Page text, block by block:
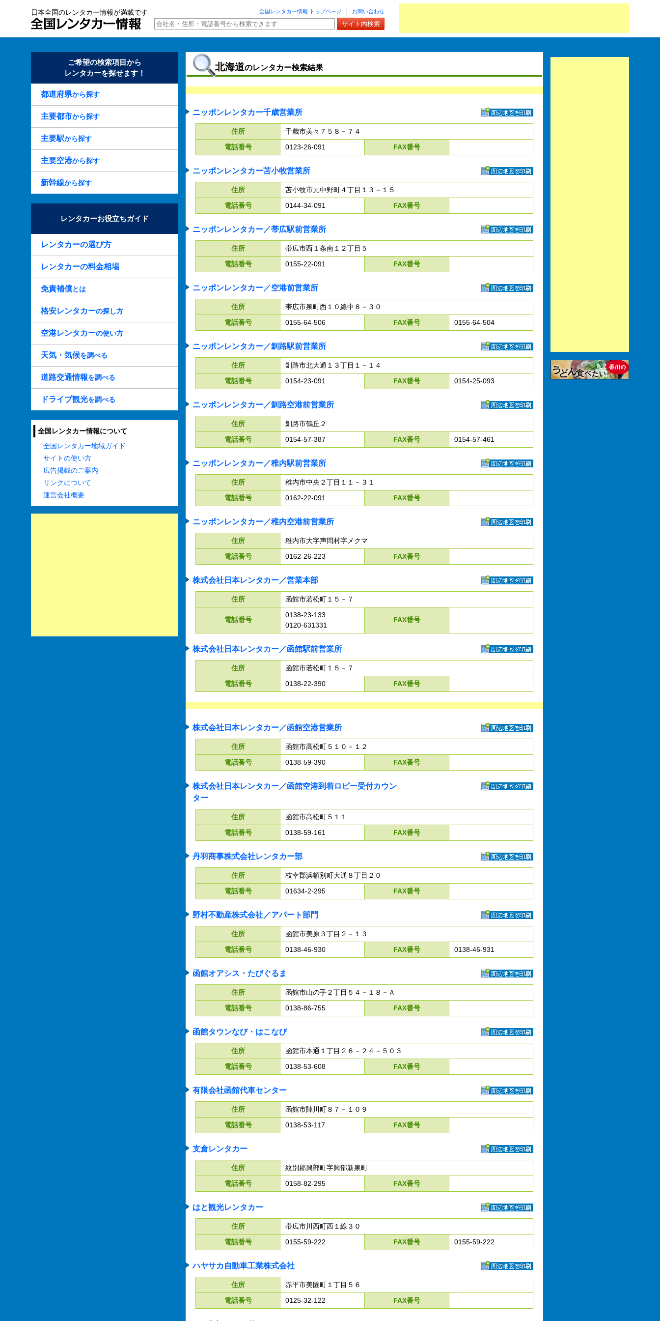
日本全国のレンタカー情報が満載です 全国レンタカー情報 トップページ お問い合わせ
ご希望の検索項目から
レンタカーを探せます！
都道府県から探す
主要都市から探す
主要駅から探す
主要空港から探す
新幹線から探す
レンタカーお役立ちガイド
レンタカーの選び方
レンタカーの料金相場
免責補償とは
格安レンタカーの探し方
空港レンタカーの使い方
天気・気候を調べる
道路交通情報を調べる
ドライブ観光を調べる
全国レンタカー情報について
全国レンタカー地域ガイド
サイトの使い方
広告掲載のご案内
リンクについて
運営会社概要
北海道のレンタカー検索結果
ニッポンレンタカー千歳営業所
住所
千歳市美々７５８－７４
電話番号
0123-26-091 FAX番号
ニッポンレンタカー苫小牧営業所
住所
苫小牧市元中野町４丁目１３－１５
電話番号
0144-34-091 FAX番号
ニッポンレンタカー／帯広駅前営業所
住所
帯広市西１条南１２丁目５
電話番号
0155-22-091 FAX番号
ニッポンレンタカー／空港前営業所
住所
帯広市泉町西１０線中８－３０
電話番号
0155-64-506 FAX番号 0155-64-504
ニッポンレンタカー／釧路駅前営業所
住所
釧路市北大通１３丁目１－１４
電話番号
0154-23-091 FAX番号 0154-25-093
ニッポンレンタカー／釧路空港前営業所
住所
釧路市鶴丘２
電話番号
0154-57-387 FAX番号 0154-57-461
ニッポンレンタカー／稚内駅前営業所
住所
稚内市中央２丁目１１－３１
電話番号
0162-22-091 FAX番号
ニッポンレンタカー／稚内空港前営業所
住所
稚内市大字声問村字メクマ
電話番号
0162-26-223 FAX番号
株式会社日本レンタカー／営業本部
住所 函館市若松町１５－７
電話番号
0138-23-133
0120-631331
FAX番号
株式会社日本レンタカー／函館駅前営業所
住所
函館市若松町１５－７
電話番号
0138-22-390 FAX番号
株式会社日本レンタカー／函館空港営業所
住所
函館市高松町５１０－１２
電話番号
0138-59-390 FAX番号
株式会社日本レンタカー／函館空港到着ロビー受付カウン
ター
住所
函館市高松町５１１
電話番号
0138-59-161 FAX番号
丹羽商事株式会社レンタカー部
住所
枝幸郡浜頓別町大通８丁目２０
電話番号
01634-2-295 FAX番号
野村不動産株式会社／アパート部門
住所
函館市美原３丁目２－１３
電話番号
0138-46-930 FAX番号 0138-46-931
函館オアシス・たびぐるま
住所
函館市山の手２丁目５４－１８－Ａ
電話番号
0138-86-755 FAX番号
函館タウンなび・はこなび
住所
函館市本通１丁目２６－２４－５０３
電話番号
0138-53-608 FAX番号
有限会社函館代車センター
住所
函館市陣川町８７－１０９
電話番号
0138-53-117 FAX番号
支倉レンタカー
住所
紋別郡興部町字興部新泉町
電話番号
0158-82-295 FAX番号
はと観光レンタカー
住所
帯広市川西町西１線３０
電話番号
0155-59-222 FAX番号 0155-59-222
ハヤサカ自動車工業株式会社
住所
赤平市美園町１丁目５６
電話番号
0125-32-122 FAX番号